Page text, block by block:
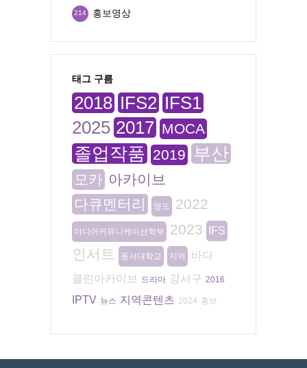
홍보영상
214
태그 구름
2018 IFS2 IFS1
2025 2017 MOCA
졸업작품 2019 부산
모카 아카이브
다큐멘터리
영도 2022
미디어커뮤니케이션학부 2023 IFS
인서트 동서대학교 지역
바다
클린아카이브
드라마 강서구 2016
IPTV 뉴스 지역콘텐츠 2024 홍보